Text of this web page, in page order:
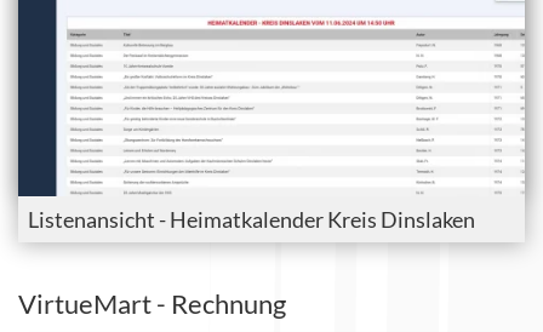
Listenansicht - Heimatkalender Kreis Dinslaken
VirtueMart - Rechnung